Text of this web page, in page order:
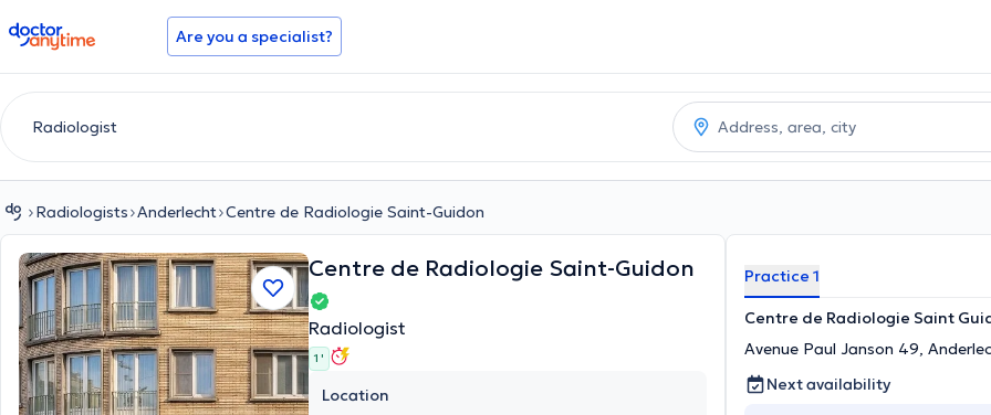
doctoranytime Are you a specialist?
Radiologists Anderlecht Centre de Radiologie Saint-Guidon
Centre de Radiologie Saint-Guidon
Radiologist
1 '
Location
Practice 1
Centre de Radiologie Saint
Avenue Paul Janson 49,
Next availability